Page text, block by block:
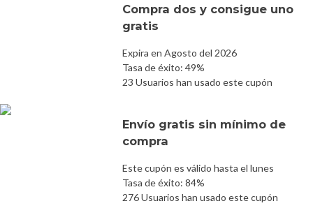
Compra dos y consigue uno
gratis
Expira en Agosto del 2026
Tasa de éxito: 49%
23 Usuarios han usado este cupón
Envío gratis sin mínimo de
compra
Este cupón es válido hasta el lunes
Tasa de éxito: 84%
276 Usuarios han usado este cupón